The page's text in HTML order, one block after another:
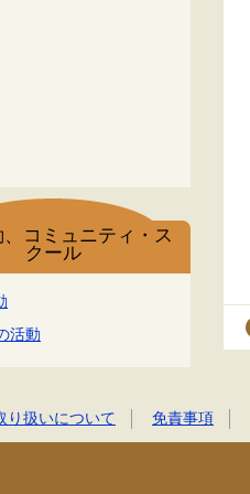
、コミュニティ・ス
クール
活動
り扱いについて 免責事項